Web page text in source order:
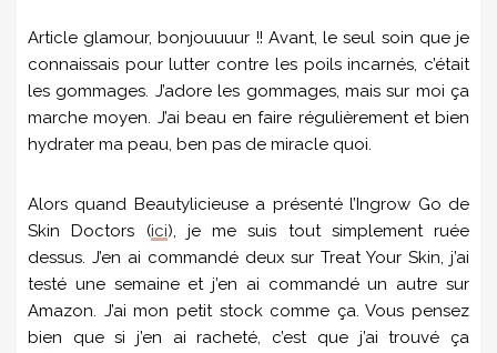
Article glamour, bonjouuuur !! Avant, le seul soin que je
connaissais pour lutter contre les poils incarnés, c’était
les gommages. J’adore les gommages, mais sur moi ça
marche moyen. J’ai beau en faire régulièrement et bien
hydrater ma peau, ben pas de miracle quoi.
Alors quand Beautylicieuse a présenté l’Ingrow Go de
Skin Doctors (ici), je me suis tout simplement ruée
dessus. J’en ai commandé deux sur Treat Your Skin, j’ai
testé une semaine et j’en ai commandé un autre sur
Amazon. J’ai mon petit stock comme ça. Vous pensez
bien que si j’en ai racheté, c’est que j’ai trouvé ça